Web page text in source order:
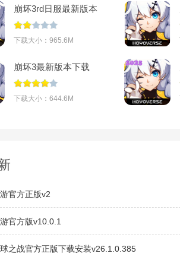
崩坏3rd日服最新版本
v7.8.0
下载大小：965.6M
崩坏3最新版本下载
v8.8.0
下载大小：644.6M
官方正版v2
官方版v10.0.1
之战官方正版下载安装v26.1.0.385